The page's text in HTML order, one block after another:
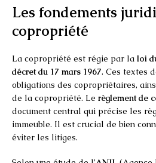
Les fondements
copropriété
La copropriété est régie par la loi
décret du 17 mars 1967. Ces textes
obligations des copropriétaires,
de la copropriété. Le règlement de
document central qui précise les
immeuble. Il est crucial de bien
éviter les litiges.